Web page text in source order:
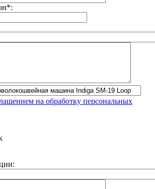
на обработку персональных